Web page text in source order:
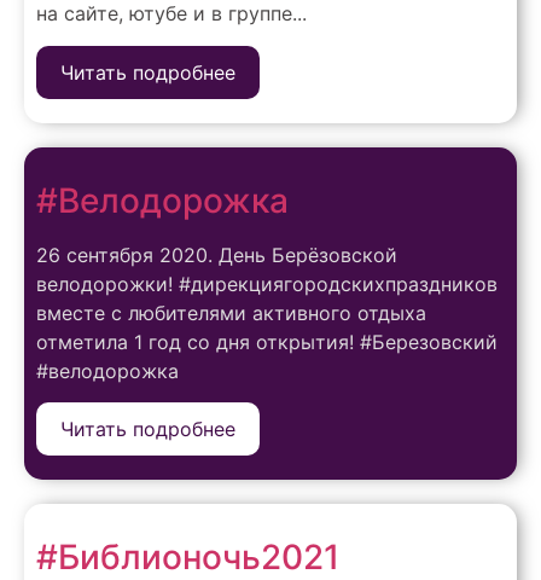
на сайте, ютубе и в группе...
Читать подробнее
#Велодорожка
26 сентября 2020. День Берёзовской
велодорожки! #дирекциягородскихпраздников
вместе с любителями активного отдыха
отметила 1 год со дня открытия! #Березовский
#велодорожка
Читать подробнее
#Библионочь2021